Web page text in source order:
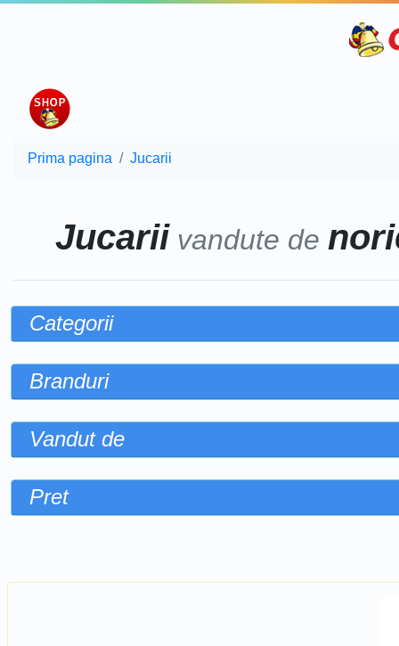
Prima pagina Jucarii
Jucariivandute de
Categorii
Branduri
Vandut de
Pret